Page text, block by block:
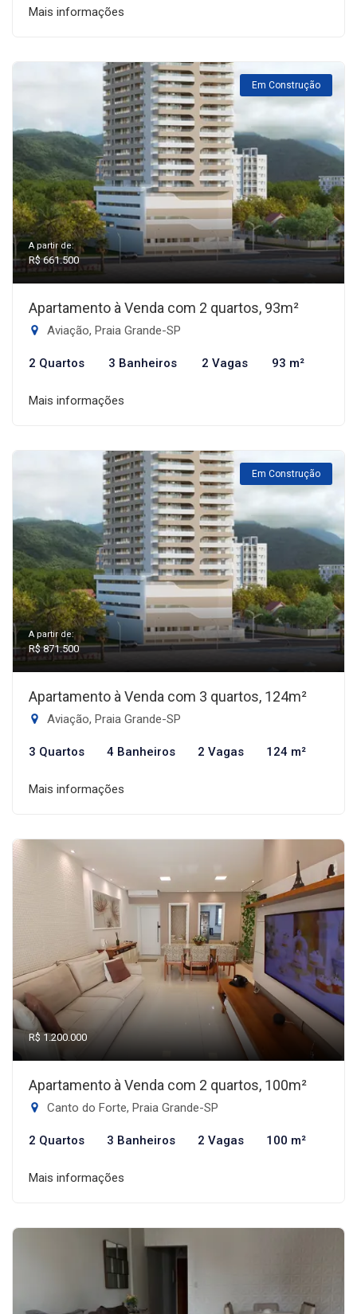
Mais informações
Em Construção
A partir de:
R$ 661.500
Apartamento à Venda com 2 quartos, 93m²
Aviação, Praia Grande-SP
2 Quartos 3 Banheiros 2 Vagas 93 m²
Mais informações
Em Construção
A partir de:
R$ 871.500
Apartamento à Venda com 3 quartos, 124m²
Aviação, Praia Grande-SP
3 Quartos 4 Banheiros 2 Vagas 124 m²
Mais informações
R$ 1.200.000
Apartamento à Venda com 2 quartos, 100m²
Canto do Forte, Praia Grande-SP
2 Quartos 3 Banheiros 2 Vagas 100 m²
Mais informações